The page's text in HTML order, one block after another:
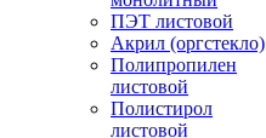
ПЭТ листовой
Акрил (оргстекло)
Полипропилен
листовой
Полистирол
листовой